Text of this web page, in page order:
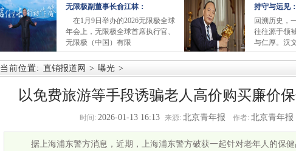
无限极副董事长俞江林：
在1月9日举办的2026无限极全球
年会上，无限极全球首席执行官、
无限极（中国）有限
持守与远见
回溯历史，
往往源于领
与仁厚。汉
当前位置: 直销报道网 > 曝光 >
以免费旅游等手段诱骗老人高价购买廉价
时间: 2026-01-13 16:13 来源: 北京青年报 作者: 北京青年报
据上海浦东警方消息，近期，上海浦东警方破获一起针对老年人的保